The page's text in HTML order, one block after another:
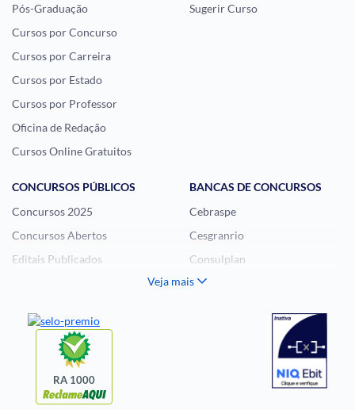
Pós-Graduação
Cursos por Concurso
Cursos por Carreira
Cursos por Estado
Cursos por Professor
Oficina de Redação
Cursos Online Gratuitos
Sugerir Curso
CONCURSOS PÚBLICOS
Concursos 2025
Concursos Abertos
Editais Publicados
Questões de Concurso
BANCAS DE CONCURSOS
Cebraspe
Cesgranrio
Consulplan
FCC
Veja mais
RA 1000